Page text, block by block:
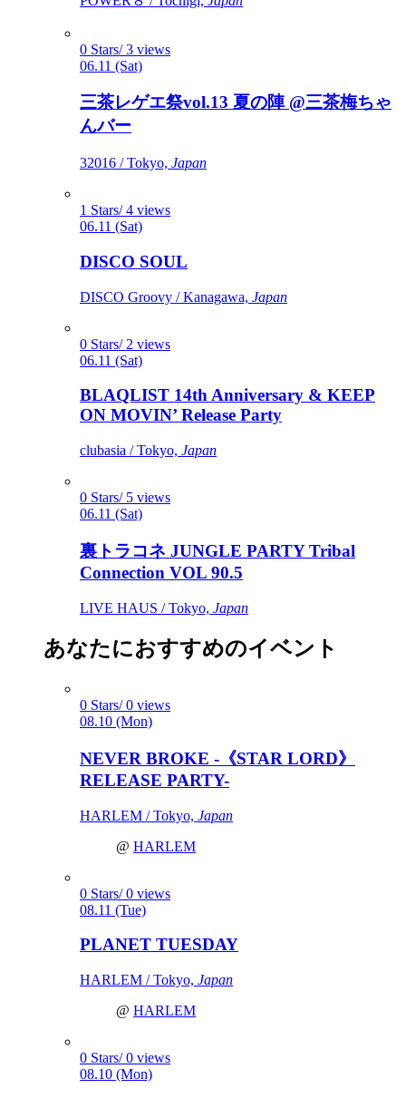
0 Stars/ 3 views
06.11 (Sat)
三茶レゲエ祭vol.13 夏の陣 @三茶梅ちゃ
んバー
32016 / Tokyo, Japan
1 Stars/ 4 views
06.11 (Sat)
DISCO SOUL
DISCO Groovy / Kanagawa, Japan
0 Stars/ 2 views
06.11 (Sat)
BLAQLIST 14th Anniversary & KEEP
ON MOVIN’ Release Party
clubasia / Tokyo, Japan
0 Stars/ 5 views
06.11 (Sat)
裏トラコネ JUNGLE PARTY Tribal
Connection VOL 90.5
LIVE HAUS / Tokyo, Japan
あなたにおすすめのイベント
0 Stars/ 0 views
08.10 (Mon)
NEVER BROKE -《STAR LORD》
RELEASE PARTY-
HARLEM / Tokyo, Japan
@ HARLEM
0 Stars/ 0 views
08.11 (Tue)
PLANET TUESDAY
HARLEM / Tokyo, Japan
@ HARLEM
0 Stars/ 0 views
08.10 (Mon)